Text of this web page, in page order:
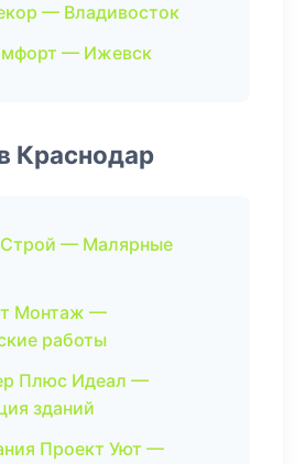
— Владивосток
— Ижевск
Краснодар
— Малярные
Монтаж —
работы
Плюс Идеал —
зданий
Проект Уют —